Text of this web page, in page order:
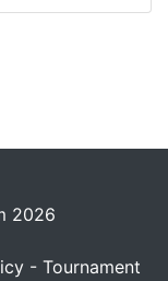
2026
- Tournament